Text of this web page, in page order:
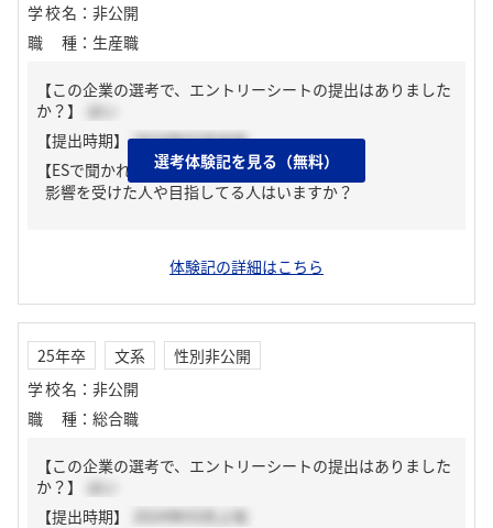
学校名 ： 非公開
職種 ： 生産職
【この企業の選考で、エントリーシートの提出はありました
か？】
はい
【提出時期】 2024年03月中旬
【ESで聞かれた質問】
影響を受けた人や目指してる人はいますか？
体験記の詳細はこちら
選考体験記を見る（無料）
25年卒 文系
性別非公開
学校名 ： 非公開
職種 ： 総合職
【この企業の選考で、エントリーシートの提出はありました
か？】
はい
【提出時期】
2024年03月上旬